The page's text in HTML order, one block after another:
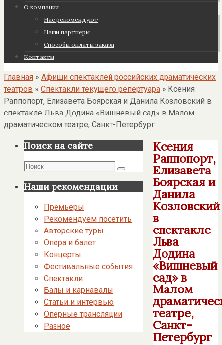
О компании
Нас рекомендуют
Наши партнеры
Cпособы оплаты заказа
Контакты
Главная » Афиши спектаклей российских драматических
театров » Спектакли текущего репертуара » Ксения
Раппопорт, Елизавета Боярская и Данила Козловский в
спектакле Льва Додина «Вишневый сад» в Малом
драматическом театре, Санкт-Петербург
Ксения
Раппопорт,
Елизавета
Боярская и
Данила
Козловский
в
спектакле
Льва
Додина
«Вишневый
сад» в
Малом
театре,
Санкт-
Петербург
Поиск на сайте
Поиск
Поиск
Наши рекомендации
Премьеры
Рекомендуем посетить
Авторские туры
Опера и балет
Концерты
Фестивальные события
Спектакли
Балы и карнавалы
Статьи и интервью
Оперные трансляции
Разное